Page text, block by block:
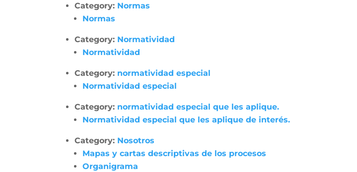
Category: Normas
Normas
Category: Normatividad
Normatividad
Category: normatividad especial
Normatividad especial
Category: normatividad especial que les aplique.
Normatividad especial que les aplique de interés.
Category: Nosotros
Mapas y cartas descriptivas de los procesos
Organigrama